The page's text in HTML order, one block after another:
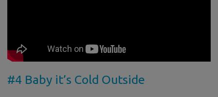
#4 Baby it’s Cold Outside